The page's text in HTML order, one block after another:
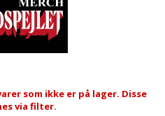
som ikke er på lager. Disse
via filter.